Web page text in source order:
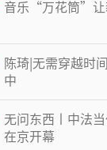
音乐“万花筒”让
陈琦|无需穿越时
中
无问东西丨中法
在京开幕